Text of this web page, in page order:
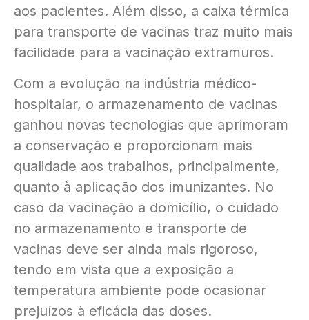
aos pacientes. Além disso, a caixa térmica
para transporte de vacinas traz muito mais
facilidade para a vacinação extramuros.
Com a evolução na indústria médico-
hospitalar, o armazenamento de vacinas
ganhou novas tecnologias que aprimoram
a conservação e proporcionam mais
qualidade aos trabalhos, principalmente,
quanto à aplicação dos imunizantes. No
caso da vacinação a domicílio, o cuidado
no armazenamento e transporte de
vacinas deve ser ainda mais rigoroso,
tendo em vista que a exposição a
temperatura ambiente pode ocasionar
prejuízos à eficácia das doses.